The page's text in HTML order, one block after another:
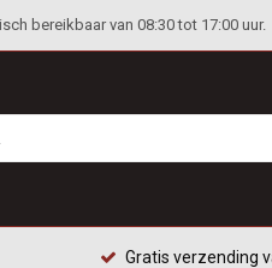
bereikbaar van 08:30 tot 17:00 uur.
Gratis verzending